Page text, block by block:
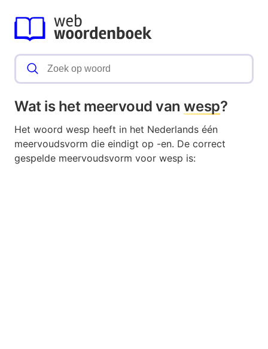
Wat is het meervoud vanwesp?
Het woord wesp heeft in het Nederlands één
meervoudsvorm die eindigt op -en. De correct
gespelde meervoudsvorm voor wesp is: